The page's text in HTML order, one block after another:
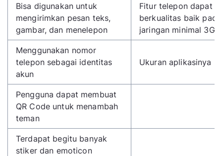
Bisa digunakan untuk
mengirimkan pesan teks,
gambar, dan menelepon
Fitur telepon dapat
berkualitas baik pada
jaringan minimal 3G
Menggunakan nomor
telepon sebagai identitas
akun
Ukuran aplikasinya
Pengguna dapat membuat
QR Code untuk menambah
teman
Terdapat begitu banyak
stiker dan emoticon